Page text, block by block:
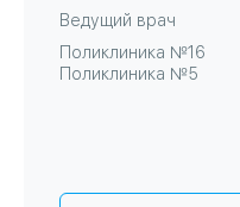
Ведущий врач
Поликлиника №16
Поликлиника №5